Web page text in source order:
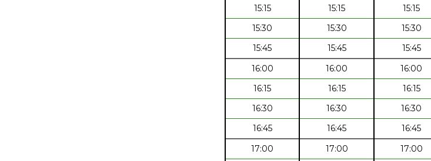
15:15 15:15 15:15
15:30
15:30 15:30
15:45
15:45 15:45
16:00
16:00 16:00
16:15
16:15 16:15
16:30
16:30 16:30
16:45
16:45 16:45
17:00
17:00 17:00